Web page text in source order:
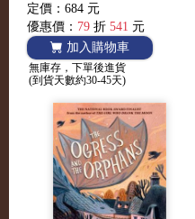
定價：684 元
優惠價： 79 折 541 元
加入購物車
無庫存，下單後進貨
(到貨天數約30-45天)